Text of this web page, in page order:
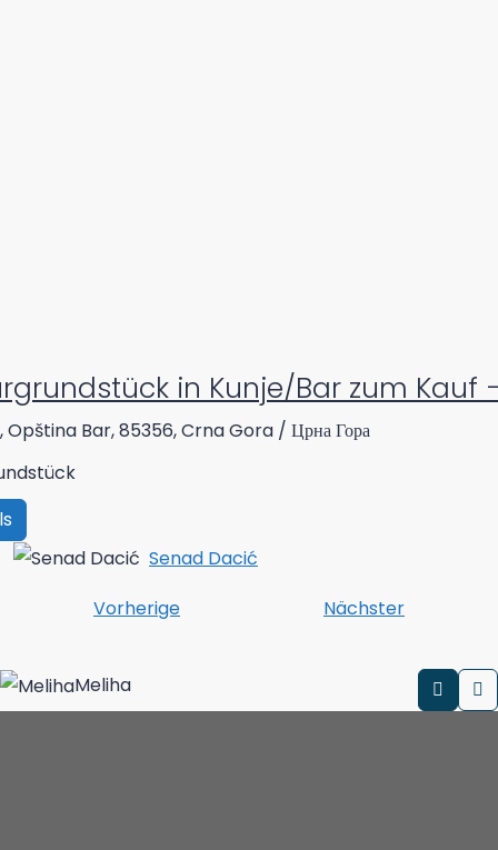
in Kunje/Bar zum Kauf
Opština Bar, 85356, Crna Gora / Црна Гора
Senad Dacić
Vorherige
Nächster
Meliha